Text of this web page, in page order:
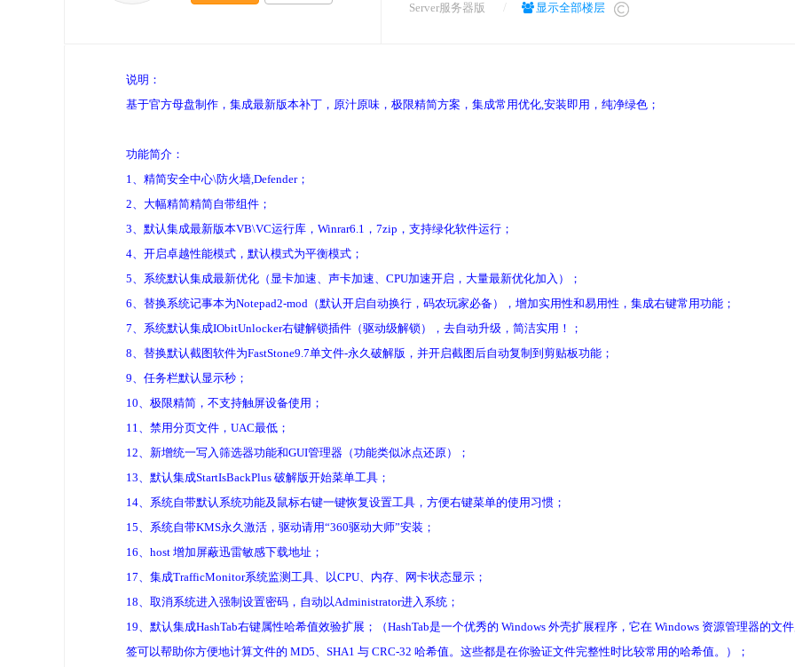
Server服务器版 / 显示全部楼层
说明：
基于官方母盘制作，集成最新版本补丁，原汁原味，极限精简方案，集成常用优化,安装即用，纯净绿色；
功能简介：
1、精简安全中心\防火墙,Defender；
2、大幅精简精简自带组件；
3、默认集成最新版本VB\VC运行库，Winrar6.1，7zip，支持绿化软件运行；
4、开启卓越性能模式，默认模式为平衡模式；
5、系统默认集成最新优化（显卡加速、声卡加速、CPU加速开启，大量最新优化加入）；
6、替换系统记事本为Notepad2-mod（默认开启自动换行，码农玩家必备），增加实用性和易用性，集成右键常用功能；
7、系统默认集成IObitUnlocker右键解锁插件（驱动级解锁），去自动升级，简洁实用！；
8、替换默认截图软件为FastStone9.7单文件-永久破解版，并开启截图后自动复制到剪贴板功能；
9、任务栏默认显示秒；
10、极限精简，不支持触屏设备使用；
11、禁用分页文件，UAC最低；
12、新增统一写入筛选器功能和GUI管理器（功能类似冰点还原）；
13、默认集成StartIsBackPlus 破解版开始菜单工具；
14、系统自带默认系统功能及鼠标右键一键恢复设置工具，方便右键菜单的使用习惯；
15、系统自带KMS永久激活，驱动请用“360驱动大师”安装；
16、host 增加屏蔽迅雷敏感下载地址；
17、集成TrafficMonitor系统监测工具、以CPU、内存、网卡状态显示；
18、取消系统进入强制设置密码，自动以Administrator进入系统；
19、默认集成HashTab右键属性哈希值效验扩展；（HashTab是一个优秀的 Windows 外壳扩展程序，它在 Windows 资源管理器的
签可以帮助你方便地计算文件的 MD5、SHA1 与 CRC-32 哈希值。这些都是在你验证文件完整性时比较常用的哈希值。）；